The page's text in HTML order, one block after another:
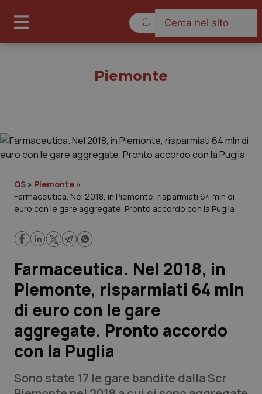
Governo e Parlamento
Regioni e Asl
Lavoro e Professioni
Scienza e Farmaci
Studi e Analisi
Lettere al direttore
Edizioni Regionali
Piemonte
QS » Piemonte »
Farmaceutica. Nel 2018, in Piemonte, risparmiati 64 mln di
euro con le gare aggregate. Pronto accordo con la Puglia
Farmaceutica. Nel 2018, in
Piemonte, risparmiati 64 mln
di euro con le gare
aggregate. Pronto accordo
con la Puglia
Sono state 17 le gare bandite dalla Scr